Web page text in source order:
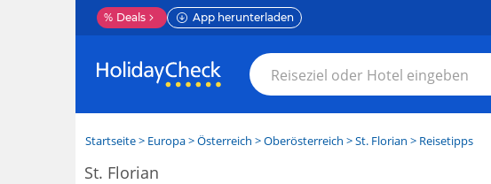
% Deals App herunterladen
Startseite> Europa>Österreich >Oberösterreich >St. Florian > Reisetipps
St. Florian